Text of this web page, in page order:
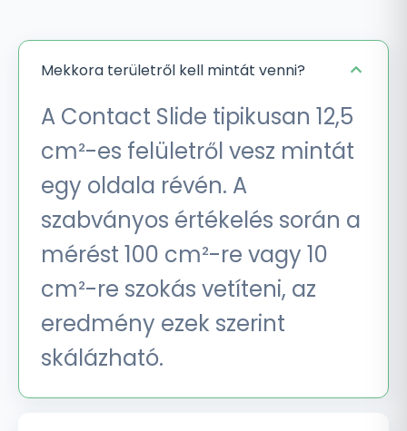
Mekkora területről kell mintát venni?
A Contact Slide tipikusan 12,5
cm²-es felületről vesz mintát
egy oldala révén. A
szabványos értékelés során a
mérést 100 cm²-re vagy 10
cm²-re szokás vetíteni, az
eredmény ezek szerint
skálázható.